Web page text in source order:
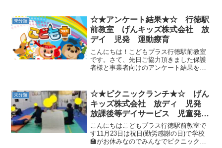
切りを設置して感染予防対策を行ってい
ます。「よく噛ん...
未分類
☆★アンケート結果★☆ 行徳駅
前教室 げんキッズ株式会社 放
デイ 児発 運動療育
こんにちは！こどもプラス行徳駅前教室
です。さて、先日ご協力頂きました保護
者様と事業者向けのアンケート結果を公
たことお礼申し上げます。アンケート結
果については、当教室のH...
未分類
☆★ピクニックランチ★☆ げん
キッズ株式会社 放ディ 児発
放課後等デイサービス 児童発達
支援事業 無料送迎 発達障害
運動療育 行徳 行徳駅前 南行
徳 妙典 市川市 江戸川区
こんにちはこどもプラス行徳駅前教室で
す11月23日は祝日(勤労感謝の日)で学校
🏫がお休みなのでみんなでピクニックラ